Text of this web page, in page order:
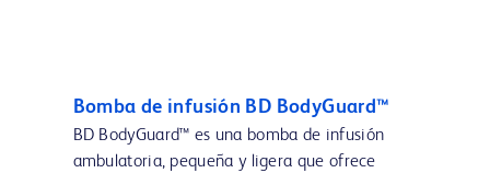
Bomba de infusión BD BodyGuard™
BD BodyGuard™ es una bomba de infusión
ambulatoria, pequeña y ligera que ofrece